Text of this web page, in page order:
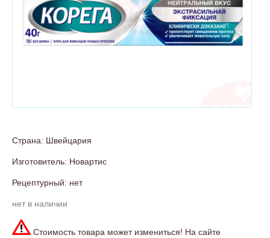
Страна: Швейцария
Изготовитель: Новартис
Рецептурный: нет
нет в наличии
Стоимость товара может измениться! На сайте